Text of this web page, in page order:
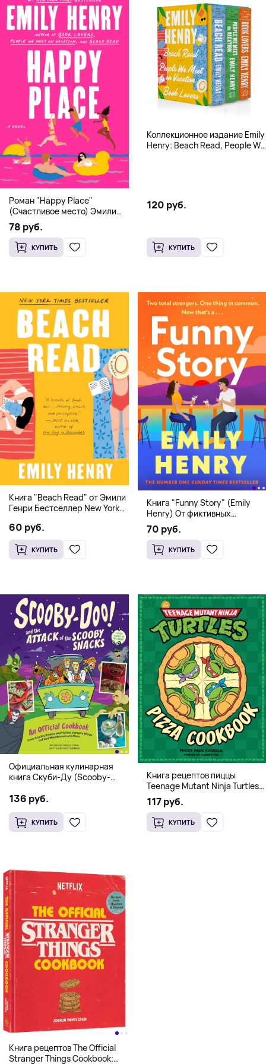
Роман "Happy Place"
(Счастливое место) Эмили
Генри | Твердый переплет
78 руб.
КУПИТЬ
Коллекционное издание Emily
Henry: Beach Read, People We
120 руб.
КУПИТЬ
Книга "Beach Read" от Эмили
Генри Бестселлер New York
60 руб.
КУПИТЬ
Книга "Funny Story" (Emily
Henry) От фиктивных
свиданий к реальной любви
70 руб.
КУПИТЬ
Официальная кулинарная
книга Скуби-Ду (Scooby-
Scooby Snacks), Твердый
136 руб.
КУПИТЬ
Книга рецептов пиццы
Teenage Mutant Ninja Turtles
Pizza Cookbook (На
английском)
117 руб.
КУПИТЬ
Книга рецептов The Official
Stranger Things Cookbook: